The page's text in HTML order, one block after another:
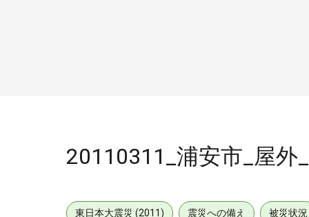
20110311_浦安市_屋外
東日本大震災 (2011) 震災への備え 被災状況